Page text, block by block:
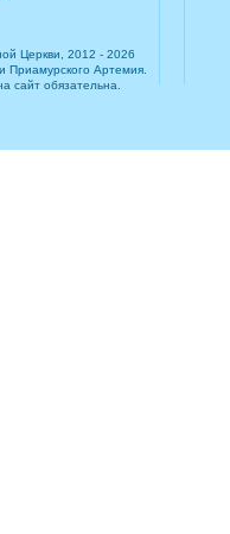
Церкви, 2012 - 2026
Приамурского Артемия.
сайт обязательна.